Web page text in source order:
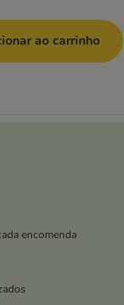
ao carrinho
encomenda